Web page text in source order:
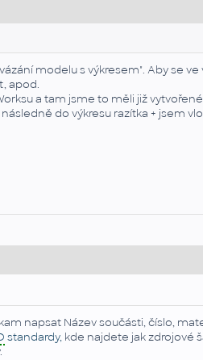
modelu s výkresem". Aby se
apod.
a tam jsme to měli již
do výkresu razítka + jsem
napsat Název součásti, číslo,
standardy,kde najdete jak zdrojové